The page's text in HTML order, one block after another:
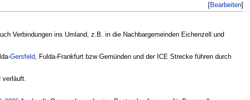
[Bearbeiten]
Verbindungen ins Umland, z.B. in die Nachbargemeinden Eichenzell und
Gersfeld, Fulda-Frankfurt bzw Gemünden und der ICE Strecke führen durch
verläuft.